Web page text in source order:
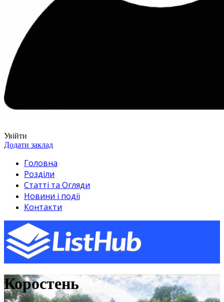
Увійти
Додати заклад
Головна
Розділи
Статті та Огляди
Новини і події
Контакти
Коростень